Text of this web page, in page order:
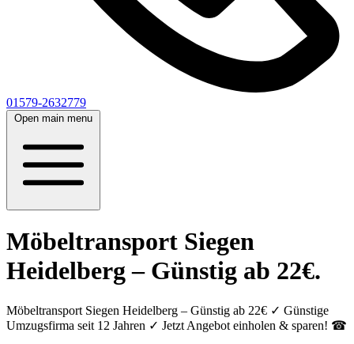
01579-2632779
Open main menu
Möbeltransport Siegen
Heidelberg – Günstig ab 22€.
Möbeltransport Siegen Heidelberg – Günstig ab 22€ ✓ Günstige
Umzugsfirma seit 12 Jahren ✓ Jetzt Angebot einholen & sparen! ☎